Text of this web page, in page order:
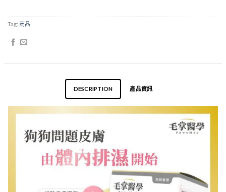
Tag: 商品
DESCRIPTION 產品資訊